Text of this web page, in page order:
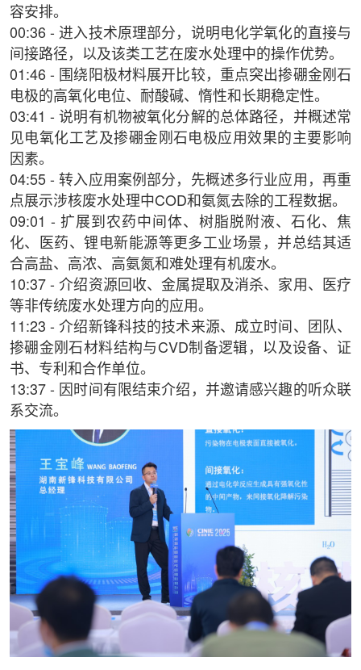
容安排。
00:36 - 进入技术原理部分，说明电化学氧化的直接与
间接路径，以及该类工艺在废水处理中的操作优势。
01:46 - 围绕阳极材料展开比较，重点突出掺硼金刚石
电极的高氧化电位、耐酸碱、惰性和长期稳定性。
03:41 - 说明有机物被氧化分解的总体路径，并概述常
见电氧化工艺及掺硼金刚石电极应用效果的主要影响
因素。
04:55 - 转入应用案例部分，先概述多行业应用，再重
点展示涉核废水处理中COD和氨氮去除的工程数据。
09:01 - 扩展到农药中间体、树脂脱附液、石化、焦
化、医药、锂电新能源等更多工业场景，并总结其适
合高盐、高浓、高氨氮和难处理有机废水。
10:37 - 介绍资源回收、金属提取及消杀、家用、医疗
等非传统废水处理方向的应用。
11:23 - 介绍新锋科技的技术来源、成立时间、团队、
掺硼金刚石材料结构与CVD制备逻辑，以及设备、证
书、专利和合作单位。
13:37 - 因时间有限结束介绍，并邀请感兴趣的听众联
系交流。